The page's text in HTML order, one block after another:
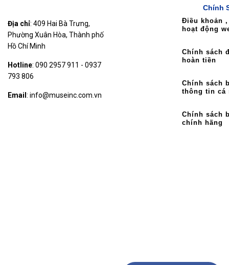
Địa chỉ: 409 Hai Bà Trưng,
Phường Xuân Hòa, Thành phố
Hồ Chí Minh
Hotline: 090 2957 911 - 0937
793 806
Email : info@museinc.com.vn
Chính
Điều khoản
hoạt động
Chính sách
hoàn tiền
Chính sách
thông tin cá
Chính sách
chính hãng